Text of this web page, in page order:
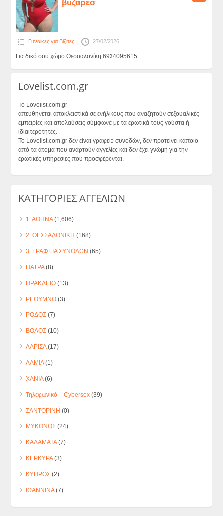
βυζαρεσ
Γυναίκες για Βίζιτες 27/02/2026
Για δικό σου χώρο Θεσσαλονίκη.6934095615
Lovelist.com.gr
Το Lovelist.com.gr
απευθήνεται αποκλειστικά σε ενήλικους που αναζητούν σεξουαλικές
εμπειρίες και απολαύσεις σύμφωνα με τα ερωτικά τους γούστα ή
ιδιαιτερότητες.
Το Lovelist.com.gr δεν είναι γραφείο συνοδών, δεν προτείνει κάποιο
από τα άτομα που αναρτούν αγγελίες και δεν έχει γνώμη για την
ερωτικές υπηρεσίες που προσφέρονται.
ΚΑΤΗΓΟΡΙΕΣ ΑΓΓΕΛΙΩΝ
1. ΑΘΗΝΑ(1,606)
2. ΘΕΣΣΑΛΟΝΙΚΗ (168)
3. ΓΡΑΦΕΙΑ ΣΥΝΟΔΩΝ (65)
ΠΑΤΡΑ(8)
ΗΡΑΚΛΕΙΟ (13)
ΡΕΘΥΜΝΟ (3)
ΡΟΔΟΣ (7)
ΒΟΛΟΣ (10)
ΛΑΡΙΣΑ(17)
ΛΑΜΙΑ(1)
ΧΑΝΙΑ(6)
Τηλεφωνικό – Cybersex (39)
ΣΑΝΤΟΡΙΝΗ (0)
ΜΥΚΟΝΟΣ (24)
ΚΑΛΑΜΑΤΑ(7)
ΚΕΡΚΥΡΑ(3)
ΚΥΠΡΟΣ (2)
ΙΩΑΝΝΙΝΑ(7)